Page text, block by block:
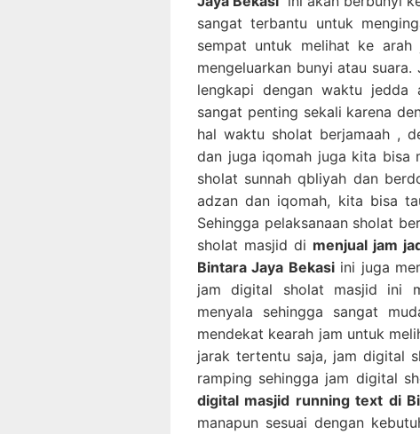
sangat terbantu untuk
sempat untuk melihat ke
mengeluarkan bunyi atau
lengkapi dengan waktu
sangat penting sekali karena
hal waktu sholat berjamaah ,
dan juga iqomah juga kita bisa
sholat sunnah qbliyah dan
adzan dan iqomah, kita bisa
Sehingga pelaksanaan sholat
sholat masjid di menjual jam
Bintara Jaya Bekasiini juga
jam digital sholat masjid ini
menyala sehingga sangat
mendekat kearah jam untuk
jarak tertentu saja, jam digital
ramping sehingga jam digital
digital masjid running text di
manapun sesuai dengan